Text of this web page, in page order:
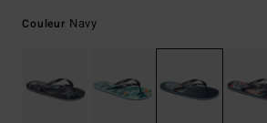
Couleur Navy